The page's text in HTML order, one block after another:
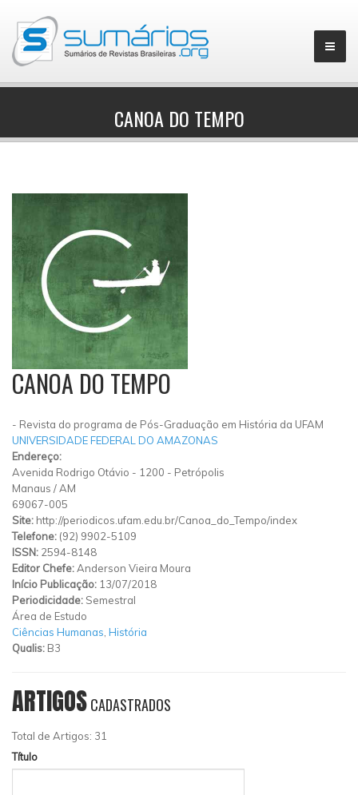
▼
CANOA DO TEMPO
CANOA DO TEMPO
- Revista do programa de Pós-Graduação em História da UFAM
UNIVERSIDADE FEDERAL DO AMAZONAS
Endereço:
Avenida Rodrigo Otávio - 1200 - Petrópolis
Manaus /AM
69067-005
Site: http://periodicos.ufam.edu.br/Canoa_do_Tempo/index
Telefone: (92) 9902-5109
ISSN: 2594-8148
Editor Chefe:Anderson Vieira Moura
Início Publicação: 13/07/2018
Periodicidade: Semestral
Área de Estudo
Ciências Humanas História
Qualis: B3
ARTIGOSCADASTRADOS
Total de Artigos: 31
Título